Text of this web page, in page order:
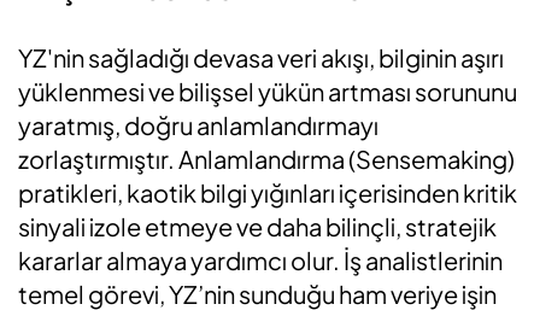
YZ'nin sağladığı devasa veri akışı, bilginin aşırı
yüklenmesi ve bilişsel yükün artması sorununu
yaratmış, doğru anlamlandırmayı
zorlaştırmıştır. Anlamlandırma (Sensemaking)
pratikleri, kaotik bilgi yığınları içerisinden kritik
sinyali izole etmeye ve daha bilinçli, stratejik
kararlar almaya yardımcı olur. İş analistlerinin
temel görevi, YZ’nin sunduğu ham veriye işin